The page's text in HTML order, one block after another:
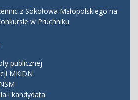
z Sokołowa Małopolskiego na
w Pruchniku
publicznej
MKiDN
i kandydata